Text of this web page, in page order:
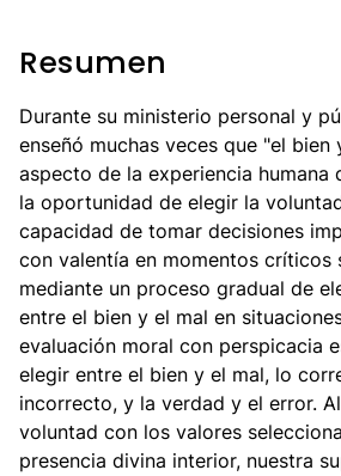
Resumen
Durante su ministerio personal y
enseñó muchas veces que "el bien
aspecto de la experiencia humana
la oportunidad de elegir la
capacidad de tomar decisiones
con valentía en momentos críticos
mediante un proceso gradual de
entre el bien y el mal en
evaluación moral con perspicacia
elegir entre el bien y el mal, lo
incorrecto, y la verdad y el error.
voluntad con los valores
presencia divina interior, nuestra